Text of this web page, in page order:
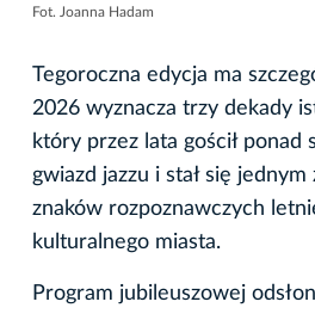
Fot. Joanna Hadam
Tegoroczna edycja ma
2026 wyznacza trzy dekady
który przez lata gościł ponad
gwiazd jazzu i stał się
znaków rozpoznawczych
kulturalnego miasta.
Program jubileuszowej